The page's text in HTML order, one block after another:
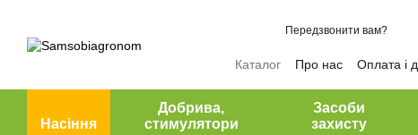
Передзвонити вам?
Каталог Про нас Оплата і
Насіння
Добрива,
стимулятори
Засоби
захисту